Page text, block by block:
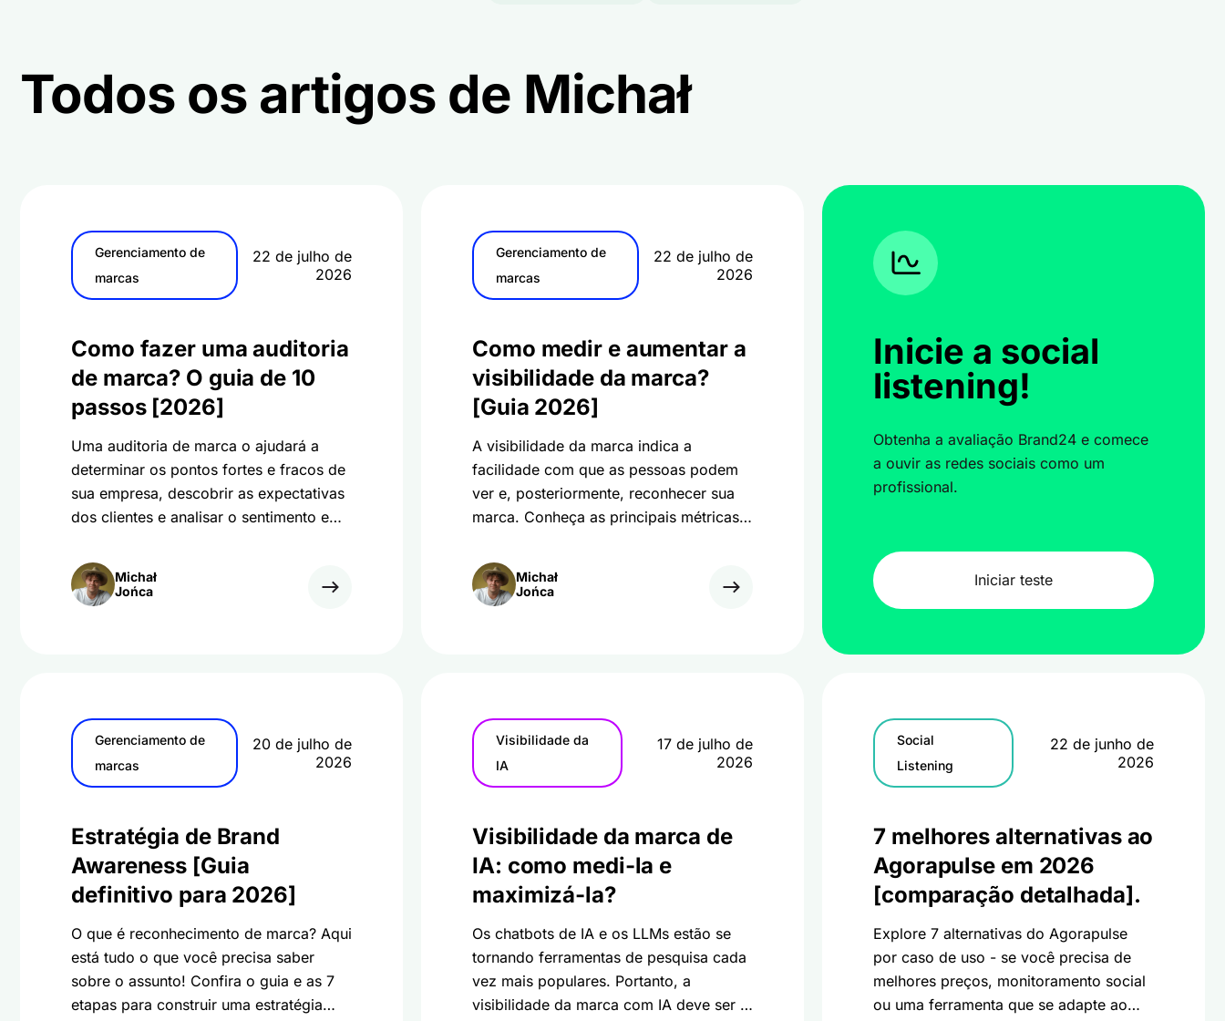
Todos os artigos de Michał
Gerenciamento de
marcas
22 de julho de
2026
Como fazer uma auditoria
de marca? O guia de 10
passos [2026]
Uma auditoria de marca o ajudará a
determinar os pontos fortes e fracos de
sua empresa, descobrir as expectativas
dos clientes e analisar o sentimento em
Michał
Jońca
Gerenciamento de
marcas
22 de julho de
2026
Como medir e aumentar a
visibilidade da marca?
[Guia 2026]
A visibilidade da marca indica a
facilidade com que as pessoas podem
ver e, posteriormente, reconhecer sua
marca. Conheça as principais métricas e
sua marca!
Michał
Jońca
Inicie a social
listening!
Obtenha a avaliação Brand24 e comece
a ouvir as redes sociais como um
profissional.
Iniciar teste
Gerenciamento de
marcas
20 de julho de
2026
Estratégia de Brand
Awareness [Guia
definitivo para 2026]
O que é reconhecimento de marca? Aqui
está tudo o que você precisa saber
sobre o assunto! Confira o guia e as 7
etapas para construir uma estratégia
Visibilidade da
IA
17 de julho de
2026
Visibilidade da marca de
IA: como medi-la e
maximizá-la?
Os chatbots de IA e os LLMs estão se
tornando ferramentas de pesquisa cada
vez mais populares. Portanto, a
visibilidade da marca com IA deve ser a
Social
Listening
22 de junho de
2026
7 melhores alternativas ao
Agorapulse em 2026
[comparação detalhada].
Explore 7 alternativas do Agorapulse
por caso de uso - se você precisa de
melhores preços, monitoramento social
ou uma ferramenta que se adapte ao